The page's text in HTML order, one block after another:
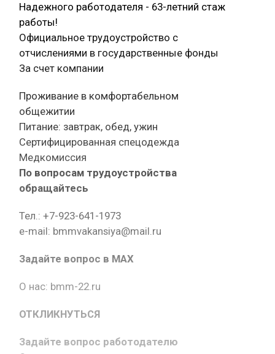
Надежного работодателя - 63-летний стаж
работы!
Официальное трудоустройство с
отчислениями в государственные фонды
За счет компании
Проживание в комфортабельном
общежитии
Питание: завтрак, обед, ужин
Сертифицированная спецодежда
Медкомиссия
По вопросам трудоустройства
обращайтесь
Тел.: +7-923-641-1973
e-mail: bmmvakansiya@mail.ru
Задайте вопрос в MAX
О нас: bmm-22.ru
ОТКЛИКНУТЬСЯ
Задайте вопрос работодателю